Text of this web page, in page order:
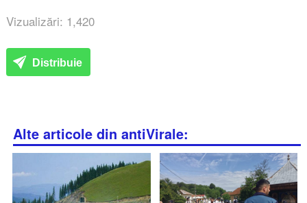
Vizualizări: 1,420
Distribuie
Alte articole din antiVirale: